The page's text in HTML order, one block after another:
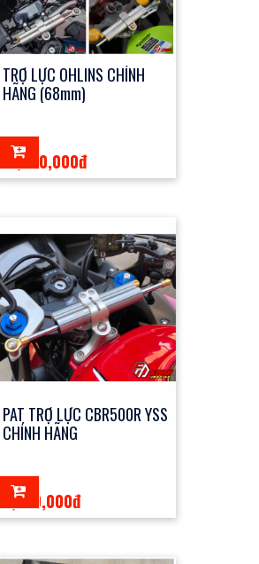
TRỢ LỰC OHLINS CHÍNH
HÃNG (68mm)
11,000,000đ
PAT TRỢ LỰC CBR500R YSS
CHÍNH HÃNG
2,700,000đ